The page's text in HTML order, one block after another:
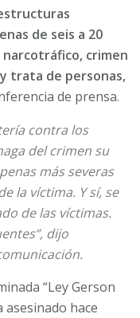
de seis a 20
crimen
trata de personas,
de prensa.
contra los
del crimen su
más severas
la víctima. Y sí, se
de las víctimas.
dijo
“Ley Gerson
asesinado hace